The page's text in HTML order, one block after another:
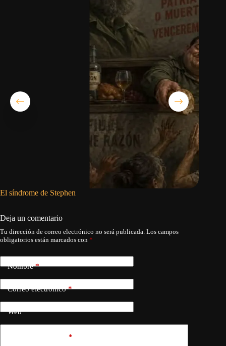
El síndrome de Stephen
Deja un comentario
Tu dirección de correo electrónico no será publicada. Los campos
obligatorios están marcados con *
Nombre*
Correo electrónico*
Web
*